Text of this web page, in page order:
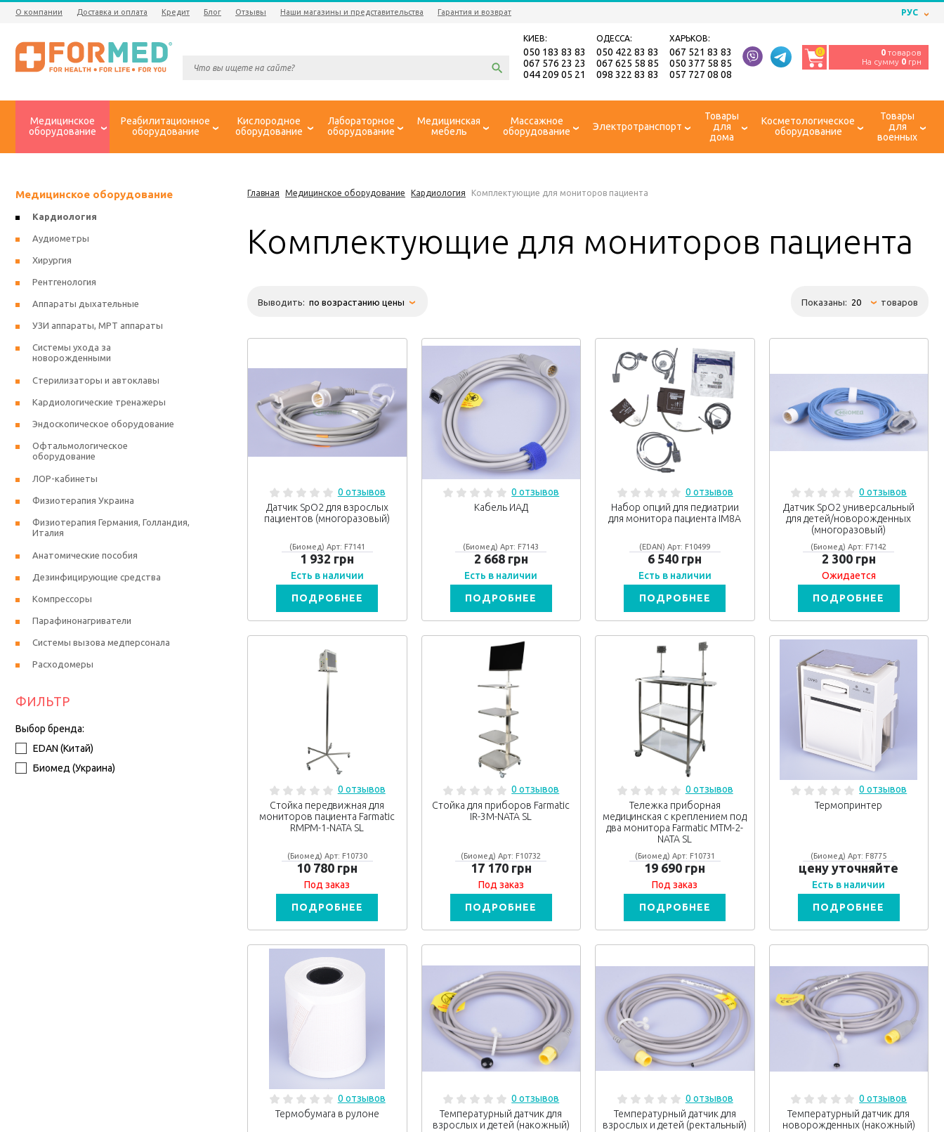
О компании Доставка и оплата Кредит Блог Отзывы Наши магазины и представительства Гарантия и возврат РУС
КИЕВ:
050 183 83 83
067 576 23 23
044 209 05 21
ОДЕССА:
050 422 83 83
067 625 58 85
098 322 83 83
ХАРЬКОВ:
067 521 83 83
050 377 58 85
057 727 08 08
0 0 товаров
На сумму 0 грн
Медицинское
оборудование
Реабилитационное
оборудование
Кислородное
оборудование
Лабораторное
оборудование
Медицинская
мебель
Массажное
оборудование
Электротранспорт
Товары
для
дома
Косметологическое
оборудование
Товары
для
военных
Главная Медицинское оборудование Кардиология Комплектующие для мониторов пациента
Комплектующие для мониторов пациента
Выводить: Показаны: товаров
0 отзывов
Датчик SpO2 для взрослых
пациентов (многоразовый)
(Биомед) Арт: F7141
1 932 грн
Есть в наличии
ПОДРОБНЕЕ
0 отзывов
Кабель ИАД
(Биомед) Арт: F7143
2 668 грн
Есть в наличии
ПОДРОБНЕЕ
0 отзывов
Набор опций для педиатрии
для монитора пациента IM8A
(EDAN) Арт: F10499
6 540 грн
Есть в наличии
ПОДРОБНЕЕ
0 отзывов
Датчик SpO2 универсальный
для детей/новорожденных
(многоразовый)
(Биомед) Арт: F7142
2 300 грн
Ожидается
ПОДРОБНЕЕ
0 отзывов
Стойка передвижная для
мониторов пациента Farmatic
RMPM-1-NATA SL
(Биомед) Арт: F10730
10 780 грн
Под заказ
ПОДРОБНЕЕ
0 отзывов
Стойка для приборов Farmatic
IR-3M-NATA SL
(Биомед) Арт: F10732
17 170 грн
Под заказ
ПОДРОБНЕЕ
0 отзывов
Тележка приборная
медицинская с креплением под
два монитора Farmatic МТМ-2-
NATA SL
(Биомед) Арт: F10731
19 690 грн
Под заказ
ПОДРОБНЕЕ
0 отзывов
Термопринтер
(Биомед) Арт: F8775
цену уточняйте
Есть в наличии
ПОДРОБНЕЕ
0 отзывов
Термобумага в рулоне
0 отзывов
Температурный датчик для
взрослых и детей (накожный)
0 отзывов
Температурный датчик для
взрослых и детей (ректальный)
0 отзывов
Температурный датчик для
новорожденных (накожный)
Медицинское оборудование
Кардиология
Аудиометры
Хирургия
Рентгенология
Аппараты дыхательные
УЗИ аппараты, МРТ аппараты
Системы ухода за
новорожденными
Стерилизаторы и автоклавы
Кардиологические тренажеры
Эндоскопическое оборудование
Офтальмологическое
оборудование
ЛОР-кабинеты
Физиотерапия Украина
Физиотерапия Германия, Голландия,
Италия
Анатомические пособия
Дезинфицирующие средства
Компрессоры
Парафинонагриватели
Системы вызова медперсонала
Расходомеры
ФИЛЬТР
Выбор бренда:
EDAN (Китай)
Биомед (Украина)